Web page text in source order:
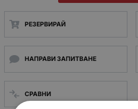
РЕЗЕРВИРАЙ
НАПРАВИ ЗАПИТВАНЕ
СРАВНИ